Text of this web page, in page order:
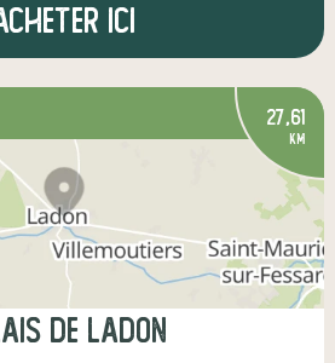
ici
27,61
km
de Ladon